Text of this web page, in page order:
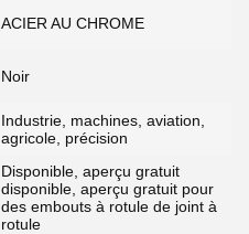
ACIER AU CHROME
Noir
Industrie, machines, aviation,
agricole, précision
Disponible, aperçu gratuit
disponible, aperçu gratuit pour
des embouts à rotule de joint à
rotule